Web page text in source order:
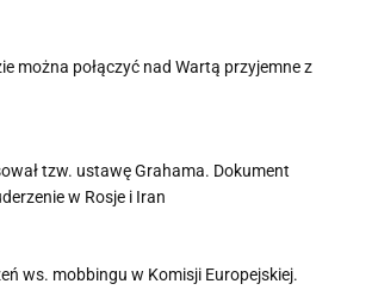
można połączyć nad Wartą przyjemne z
tzw. ustawę Grahama. Dokument
w Rosje i Iran
ws. mobbingu w Komisji Europejskiej.